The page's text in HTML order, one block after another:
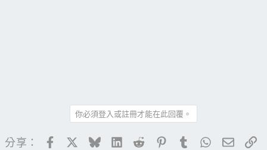
你必須登入或註冊才能在此回覆。
分享： FacebookBlueskyLinkedIn
Reddit PinterestTumblrWhatsApp
電子